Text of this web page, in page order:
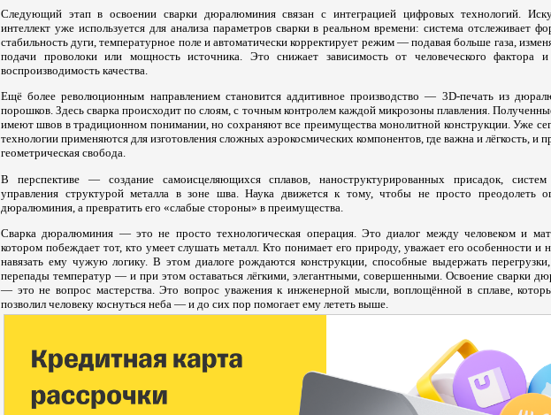
Следующий этап в освоении сварки дюралюминия связан с интеграцией цифровых технологий.
интеллект уже используется для анализа параметров сварки в реальном времени: система отслеживает
стабильность дуги, температурное поле и автоматически корректирует режим — подавая больше газа,
подачи проволоки или мощность источника. Это снижает зависимость от человеческого фактора
воспроизводимость качества.
Ещё более революционным направлением становится аддитивное производство — 3D-печать из
порошков. Здесь сварка происходит по слоям, с точным контролем каждой микрозоны плавления.
имеют швов в традиционном понимании, но сохраняют все преимущества монолитной конструкции. Уже
технологии применяются для изготовления сложных аэрокосмических компонентов, где важна и лёгкость, и
геометрическая свобода.
В перспективе — создание самоисцеляющихся сплавов, наноструктурированных присадок, систем
управления структурой металла в зоне шва. Наука движется к тому, чтобы не просто преодолеть
дюралюминия, а превратить его «слабые стороны» в преимущества.
Сварка дюралюминия — это не просто технологическая операция. Это диалог между человеком и
котором побеждает тот, кто умеет слушать металл. Кто понимает его природу, уважает его особенности и
навязать ему чужую логику. В этом диалоге рождаются конструкции, способные выдержать
перепады температур — и при этом оставаться лёгкими, элегантными, совершенными. Освоение сварки
— это не вопрос мастерства. Это вопрос уважения к инженерной мысли, воплощённой в сплаве,
позволил человеку коснуться неба — и до сих пор помогает ему лететь выше.